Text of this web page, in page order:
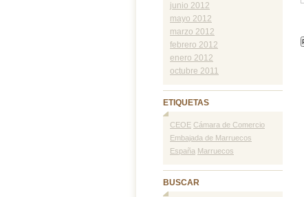
junio 2012
mayo 2012
marzo 2012
febrero 2012
enero 2012
octubre 2011
ETIQUETAS
CEOE Cámara de Comercio
Embajada de Marruecos
España Marruecos
BUSCAR